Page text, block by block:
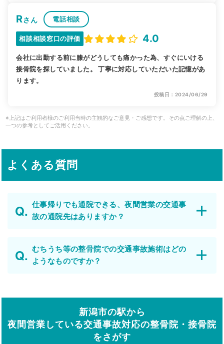
Rさん 電話相談
相談相談窓口の評価 4.0
会社に出勤する前に膝がどうしても痛かった為、すぐにいける
接骨院を探していました。 丁寧に対応していただいた記憶があ
ります。
投稿日：2024/06/29
※上記はご利用者様のご利用当時の主観的なご意見・ご感想です。その点ご理解の上、
一つの参考としてご活用ください。
よくある質問
仕事帰りでも通院できる、夜間営業の交通事
故の通院先はありますか？
むちうち等の整骨院での交通事故施術はどの
ようなものですか？
新潟市の駅から
夜間営業している交通事故対応の整骨院・接骨院
をさがす